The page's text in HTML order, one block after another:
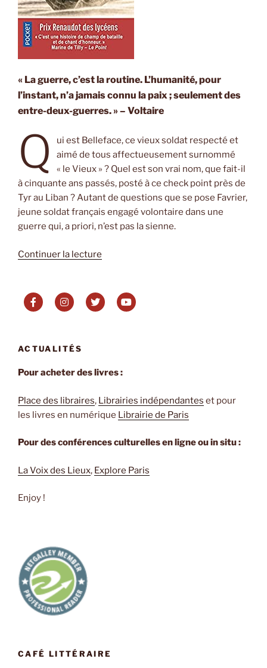
« La guerre, c’est la routine. L’humanité, pour
l’instant, n’a jamais connu la paix ; seulement des
entre-deux-guerres. » – Voltaire
Q
ui est Belleface, ce vieux soldat respecté et
aimé de tous affectueusement surnommé
« le Vieux » ? Quel est son vrai nom, que fait-il
à cinquante ans passés, posté à ce check point près de
Tyr au Liban ? Autant de questions que se pose Favrier,
jeune soldat français engagé volontaire dans une
guerre qui, a priori, n’est pas la sienne.
Continuer la lecture
de
mourir
Plaetsen »
ACTUALITÉS
Pour acheter des livres :
Place des libraires, Librairies indépendantes et pour
les livres en numérique Librairie de Paris
Pour des conférences culturelles en ligne ou in situ :
La Voix des Lieux, Explore Paris
Enjoy !
CAFÉ LITTÉRAIRE